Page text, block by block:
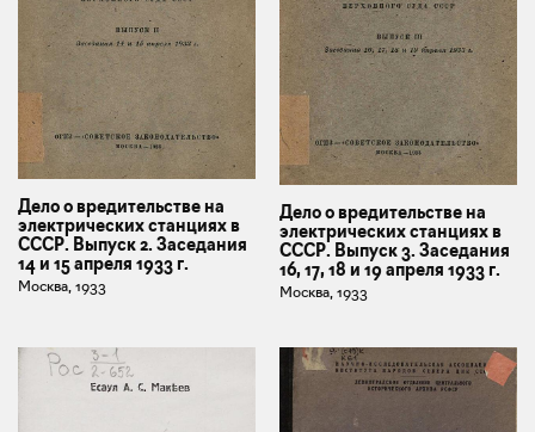
Дело о вредительстве на
электрических станциях в
СССР. Выпуск 2. Заседания
14 и 15 апреля 1933 г.
Москва, 1933
Дело о вредительстве на
электрических станциях в
СССР. Выпуск 3. Заседания
16, 17, 18 и 19 апреля 1933 г.
Москва, 1933